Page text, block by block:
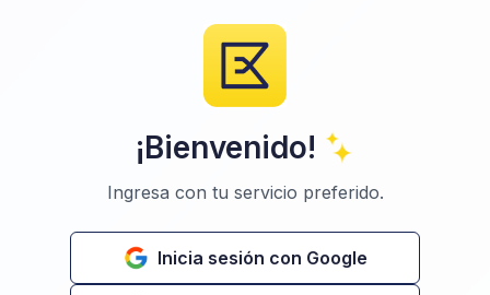
¡Bienvenido!
Ingresa con tu servicio preferido.
Inicia sesión con Google